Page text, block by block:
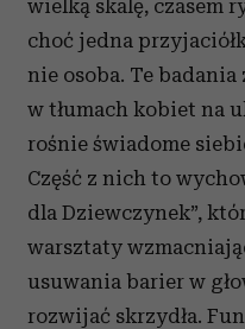
wielką skalę, czasem
choć jedna
nie osoba. Te
w tłumach kobiet na
rośnie świadome
Część z nich to
dla Dziewczynek”,
warsztaty
usuwania barier w
rozwijać skrzydła.